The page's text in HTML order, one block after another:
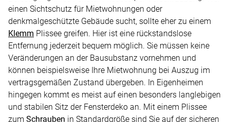
einen Sichtschutz für Mietwohnungen oder
denkmalgeschützte Gebäude sucht, sollte eher zu einem
Klemm Plissee greifen. Hier ist eine rückstandslose
Entfernung jederzeit bequem möglich. Sie müssen keine
Veränderungen an der Bausubstanz vornehmen und
können beispielsweise Ihre Mietwohnung bei Auszug im
vertragsgemäßen Zustand übergeben. In Eigenheimen
hingegen kommt es meist auf einen besonders langlebigen
und stabilen Sitz der Fensterdeko an. Mit einem Plissee
zum Schrauben in Standardgröße sind Sie auf der sicheren